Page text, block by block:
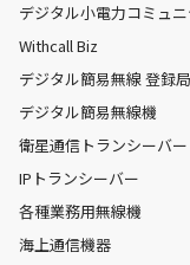
デジタル小電力コミュ
Withcall Biz
デジタル簡易無線 登録
デジタル簡易無線機
衛星通信トランシーバー
IPトランシーバー
各種業務用無線機
海上通信機器